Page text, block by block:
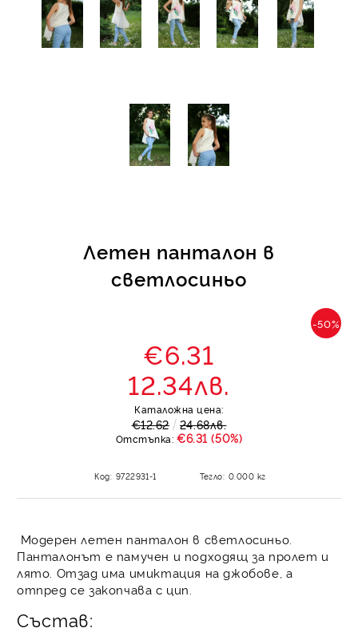
Летен панталон в
светлосиньо
-50%
€6.31
12.34лв.
Каталожна цена:
€12.62 24.68лв.
Отстъпка: €6.31 (50%)
Код: 9722931-1 Тегло: 0.000 кг
Модерен летен панталон в светлосиньо.
Панталонът е памучен и подходящ за пролет и
лято. Отзад има имиктация на джобове, а
отпред се закопчава с цип.
Състав: